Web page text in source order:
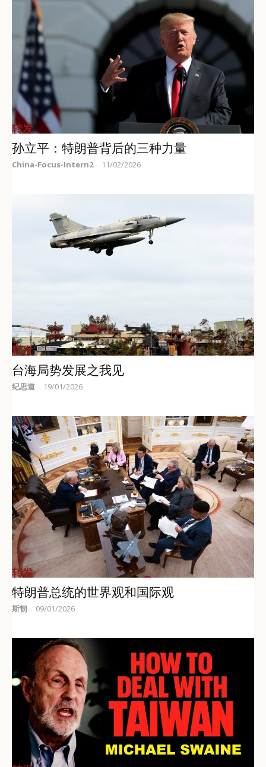
转发
孙立平：特朗普背后的三种力量
China-Focus-Intern2 - 11/02/2026
转发
台海局势发展之我见
纪思道 - 19/01/2026
转发
特朗普总统的世界观和国际观
斯韧 - 09/01/2026